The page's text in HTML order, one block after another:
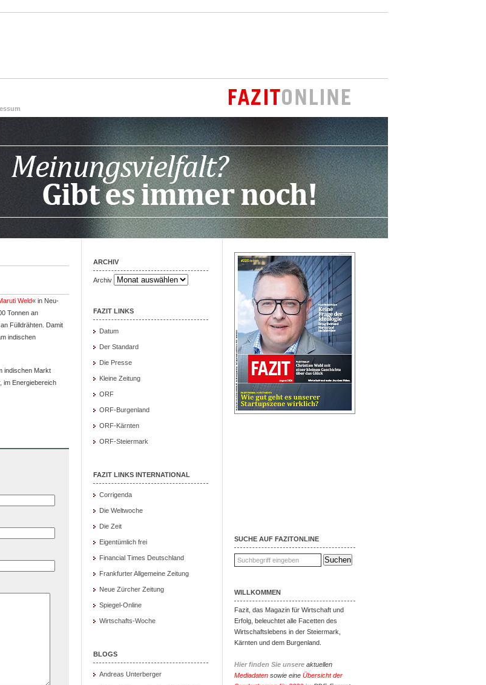
Weld« in Neu-
Tonnen an
Fülldrähten. Damit
indischen
indischen Markt
im Energiebereich
ARCHIV
Archiv
FAZIT LINKS
Datum
Der Standard
Die Presse
Kleine Zeitung
ORF
ORF-Burgenland
ORF-Kärnten
ORF-Steiermark
FAZIT LINKS INTERNATIONAL
Corrigenda
Die Weltwoche
Die Zeit
Eigentümlich frei
Financial Times Deutschland
Frankfurter Allgemeine Zeitung
Neue Zürcher Zeitung
Spiegel-Online
Wirtschafts-Woche
BLOGS
Andreas Unterberger
SUCHE AUF FAZITONLINE
WILLKOMMEN
Fazit, das Magazin für Wirtschaft und
Erfolg, beleuchtet alle Facetten des
Wirtschaftslebens in der Steiermark,
Kärnten und dem Burgenland.
Hier finden Sie unsere aktuellen
Mediadaten sowie eine Übersicht der